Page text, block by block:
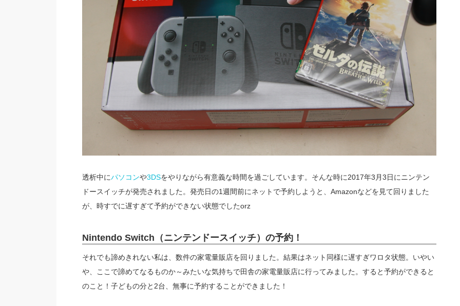
透析中にパソコンや3DSをやりながら有意義な時間を過ごしています。そんな時に2017年3月3日にニンテン
ドースイッチが発売されました。発売日の1週間前にネットで予約しようと、Amazonなどを見て回りました
が、時すでに遅すぎて予約ができない状態でしたorz
Nintendo Switch（ニンテンドースイッチ）の予約！
それでも諦めきれない私は、数件の家電量販店を回りました。結果はネット同様に遅すぎワロタ状態。いやい
や、ここで諦めてなるものか～みたいな気持ちで田舎の家電量販店に行ってみました。すると予約ができると
のこと！子どもの分と2台、無事に予約することができました！